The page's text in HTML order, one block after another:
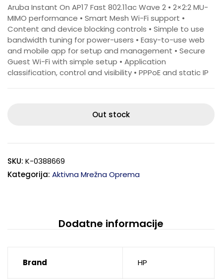
Aruba Instant On AP17 Fast 802.11ac Wave 2 • 2×2:2 MU-
MIMO performance • Smart Mesh Wi-Fi support •
Content and device blocking controls • Simple to use
bandwidth tuning for power-users • Easy-to-use web
and mobile app for setup and management • Secure
Guest Wi-Fi with simple setup • Application
classification, control and visibility • PPPoE and static IP
Out stock
SKU: K-0388669
Kategorija: Aktivna Mrežna Oprema
Dodatne informacije
Brand HP